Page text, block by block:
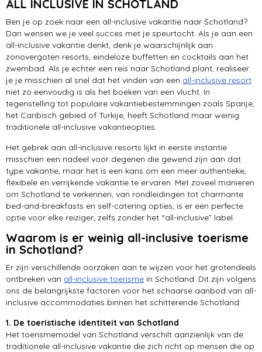
Jacobite Train
Falkirk
ALL INCLUSIVE IN SCHOTLAND
Ben je op zoek naar een all-inclusive vakantie naar Schotland?
Dan wensen we je veel succes met je speurtocht. Als je aan een
all-inclusive vakantie denkt, denk je waarschijnlijk aan
zonovergoten resorts, eindeloze buffetten en cocktails aan het
zwembad. Als je echter een reis naar Schotland plant, realiseer
je je misschien al snel dat het vinden van een all-inclusive resort
niet zo eenvoudig is als het boeken van een vlucht. In
tegenstelling tot populaire vakantiebestemmingen zoals Spanje,
het Caribisch gebied of Turkije, heeft Schotland maar weinig
traditionele all-inclusive vakantieopties.
Het gebrek aan all-inclusive resorts lijkt in eerste instantie
misschien een nadeel voor degenen die gewend zijn aan dat
type vakantie, maar het is een kans om een meer authentieke,
flexibele en verrijkende vakantie te ervaren. Met zoveel manieren
om Schotland te verkennen, van rondleidingen tot charmante
bed-and-breakfasts en self-catering opties, is er een perfecte
optie voor elke reiziger, zelfs zonder het “all-inclusive” label.
Waarom is er weinig all-inclusive toerisme
in Schotland?
Er zijn verschillende oorzaken aan te wijzen voor het grotendeels
ontbreken van all-inclusive toerisme in Schotland. Dit zijn volgens
ons de belangrijkste factoren voor het schaarse aanbod van all-
inclusive accommodaties binnen het schitterende Schotland:
1. De toeristische identiteit van Schotland
Het toerismemodel van Schotland verschilt aanzienlijk van de
traditionele all-inclusive vakantie die zich richt op mensen die op